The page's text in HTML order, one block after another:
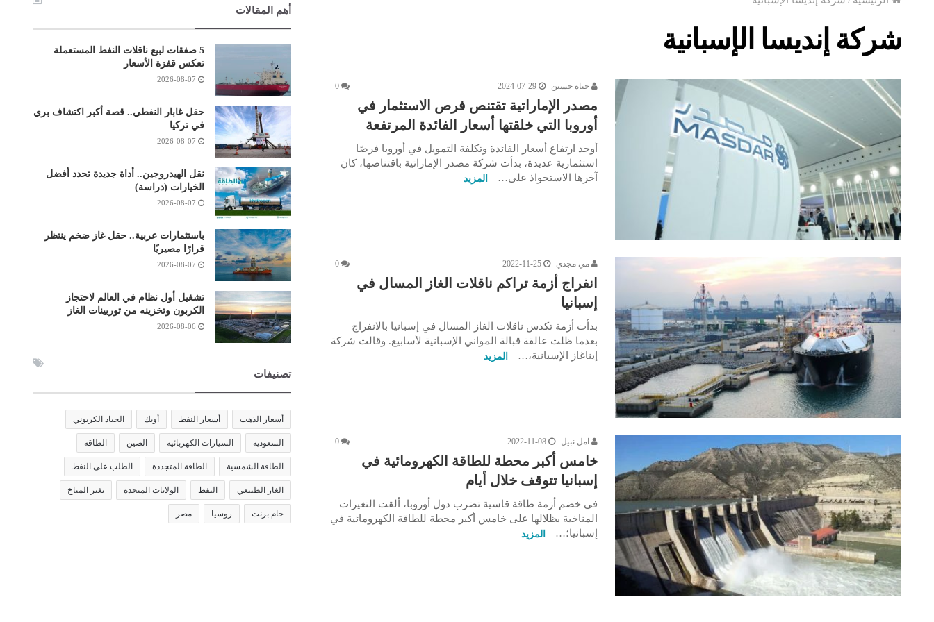
شركة إنديسا الإسبانية
حياة حسين 2024-07-29
0
مصدر الإماراتية تقتنص فرص الاستثمار في
أوروبا التي خلقتها أسعار الفائدة المرتفعة
أوجد ارتفاع أسعار الفائدة وتكلفة التمويل في أوروبا فرصًا
استثمارية عديدة، بدأت شركة مصدر الإماراتية باقتناصها، كان
آخرها الاستحواذ على…
المزيد
مي مجدي 2022-11-25
0
انفراج أزمة تراكم ناقلات الغاز المسال في
إسبانيا
بدأت أزمة تكدس ناقلات الغاز المسال في إسبانيا بالانفراج
بعدما ظلت عالقة قبالة المواني الإسبانية لأسابيع. وقالت شركة
إيناغاز الإسبانية،…
المزيد
امل نبيل 2022-11-08
0
خامس أكبر محطة للطاقة الكهرومائية في
إسبانيا تتوقف خلال أيام
في خضم أزمة طاقة قاسية تضرب دول أوروبا، ألقت التغيرات
المناخية بظلالها على خامس أكبر محطة للطاقة الكهرومائية في
إسبانيا؛…
المزيد
أهم المقالات
5 صفقات لبيع ناقلات النفط المستعملة
تعكس قفزة الأسعار
2026-08-07
حقل غابار النفطي.. قصة أكبر اكتشاف بري
في تركيا
2026-08-07
نقل الهيدروجين.. أداة جديدة تحدد أفضل
الخيارات (دراسة)
2026-08-07
باستثمارات عربية.. حقل غاز ضخم ينتظر
قرارًا مصيريًا
2026-08-07
تشغيل أول نظام في العالم لاحتجاز
الكربون وتخزينه من توربينات الغاز
2026-08-06
تصنيفات
أسعار الذهب أسعار النفط أوبك الحياد الكربوني
السعودية السيارات الكهربائية الصين الطاقة
الطاقة الشمسية الطاقة المتجددة الطلب على النفط
الغاز الطبيعي النفط الولايات المتحدة تغير المناخ
خام برنت روسيا مصر